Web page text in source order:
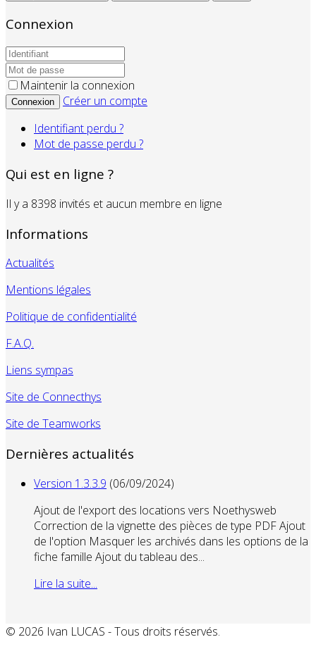
Connexion
Maintenir la connexion
Connexion
Créer un compte
Identifiant perdu ?
Mot de passe perdu ?
Qui est en ligne ?
Il y a 8398 invités et aucun membre en ligne
Informations
Actualités
Mentions légales
Politique de confidentialité
F.A.Q.
Liens sympas
Site de Connecthys
Site de Teamworks
Dernières actualités
Version 1.3.3.9 (06/09/2024)
Ajout de l'export des locations vers Noethysweb
Correction de la vignette des pièces de type PDF Ajout
de l'option Masquer les archivés dans les options de la
fiche famille Ajout du tableau des...
Lire la suite...
© 2026 Ivan LUCAS - Tous droits réservés.